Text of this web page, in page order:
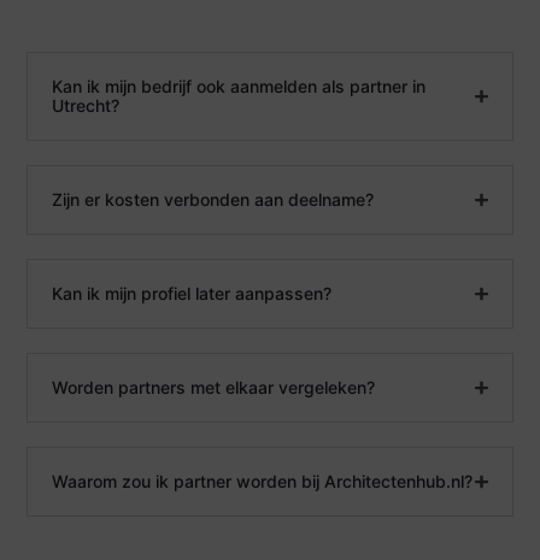
Kan ik mijn bedrijf ook aanmelden als partner in
Utrecht?
Zijn er kosten verbonden aan deelname?
Kan ik mijn profiel later aanpassen?
Worden partners met elkaar vergeleken?
Waarom zou ik partner worden bij Architectenhub.nl?